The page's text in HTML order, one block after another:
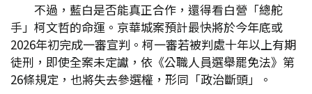
不過，藍白是否能真正合作，還得看白營「總舵
手」柯文哲的命運。京華城案預計最快將於今年底或
2026年初完成一審宣判。柯一審若被判處十年以上有期
徒刑，即使全案未定讞，依《公職人員選舉罷免法》第
26條規定，也將失去參選權，形同「政治斷頭」。